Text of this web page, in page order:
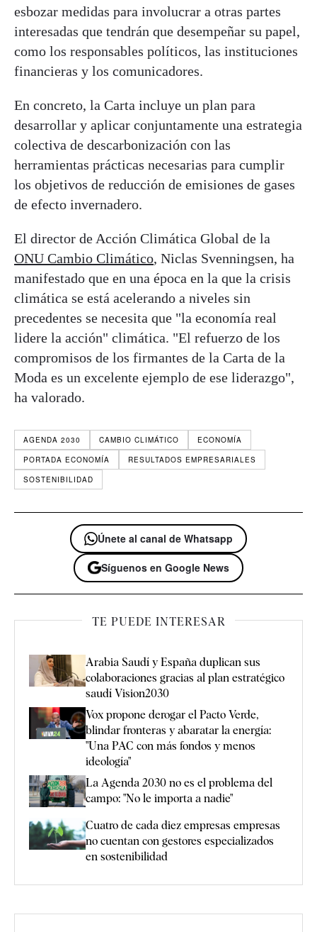
esbozar medidas para involucrar a otras partes
interesadas que tendrán que desempeñar su papel,
como los responsables políticos, las instituciones
financieras y los comunicadores.
En concreto, la Carta incluye un plan para
desarrollar y aplicar conjuntamente una estrategia
colectiva de descarbonización con las
herramientas prácticas necesarias para cumplir
los objetivos de reducción de emisiones de gases
de efecto invernadero.
El director de Acción Climática Global de la
ONU Cambio Climático, Niclas Svenningsen, ha
manifestado que en una época en la que la crisis
climática se está acelerando a niveles sin
precedentes se necesita que "la economía real
lidere la acción" climática. "El refuerzo de los
compromisos de los firmantes de la Carta de la
Moda es un excelente ejemplo de ese liderazgo",
ha valorado.
AGENDA 2030 CAMBIO CLIMÁTICO
ECONOMÍA
PORTADA ECONOMÍA
RESULTADOS EMPRESARIALES
SOSTENIBILIDAD
Únete al canal de Whatsapp
Síguenos en Google News
TE PUEDE INTERESAR
Arabia Saudí y España duplican sus
colaboraciones gracias al plan estratégico
saudí Vision2030
Vox propone derogar el Pacto Verde,
blindar fronteras y abaratar la energía:
"Una PAC con más fondos y menos
ideología"
La Agenda 2030 no es el problema del
campo: "No le importa a nadie"
Cuatro de cada diez empresas empresas
no cuentan con gestores especializados
en sostenibilidad